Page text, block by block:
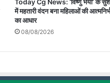
Today Cg News: ‘विष्णु भैया’ के
में महतारी वंदन बना महिलाओं की
का आधार
08/08/2026